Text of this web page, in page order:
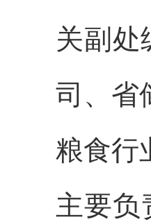
关副处
司、省
粮食行
主要负